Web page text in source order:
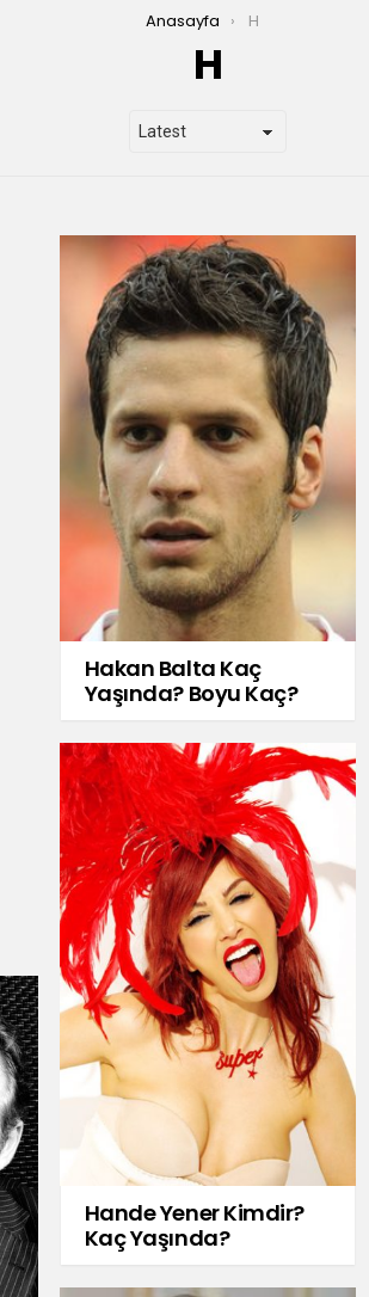
Anasayfa H
H
Hakan Balta Kaç
Yaşında? Boyu Kaç?
Hande Yener Kimdir?
Kaç Yaşında?